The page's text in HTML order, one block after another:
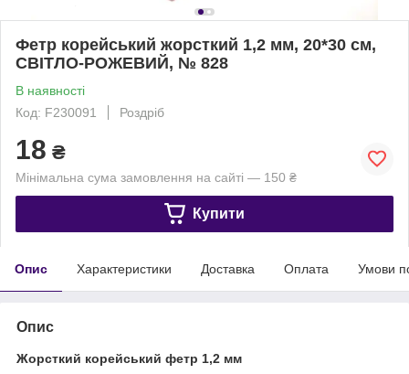
Фетр корейський жорсткий 1,2 мм, 20*30 см,
СВІТЛО-РОЖЕВИЙ, № 828
В наявності
Код: F230091
Роздріб
18 ₴
Мінімальна сума замовлення на сайті — 150 ₴
Купити
Опис Характеристики Доставка Оплата Умови
Опис
Жорсткий корейський фетр 1,2 мм